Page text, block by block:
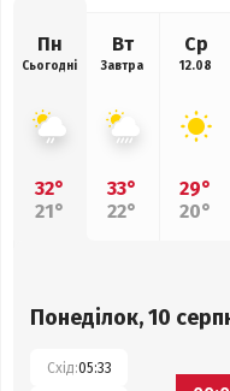
Пн
Сьогодні
32°
21°
Вт
Завтра
33°
22°
Ср
12.08
29°
20°
Понеділок, 10
Схід:05:33